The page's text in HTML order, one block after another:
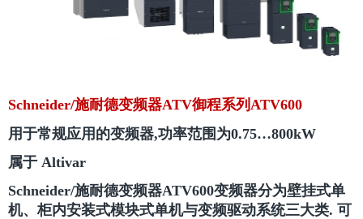
Schneider/施耐德变频器ATV御程系列ATV600
用于常规应用的变频器,功率范围为0.75…800kW
属于 Altivar
Schneider/施耐德变频器ATV600变频器分为壁挂式单
机、柜内安装式模块式单机与变频驱动系统三大类. 可